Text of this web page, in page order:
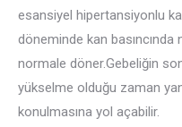
esansiyel hipertansiyonlu
döneminde kan
normale döner.Gebeliğin
yükselme olduğu zaman
konulmasına yol açabilir.